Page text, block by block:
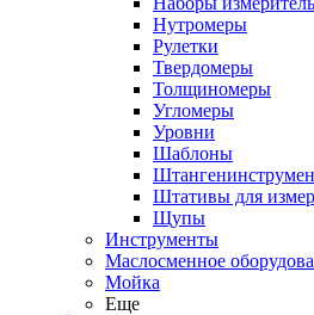
Нутромеры
Рулетки
Твердомеры
Толщиномеры
Угломеры
Уровни
Шаблоны
Штативы для
Щупы
Инструменты
Маслосменное
Мойка
Еще